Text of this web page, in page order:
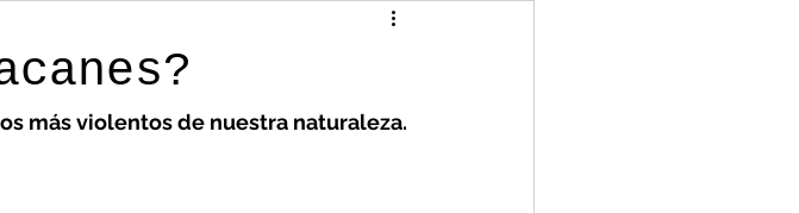
más violentos de nuestra naturaleza.